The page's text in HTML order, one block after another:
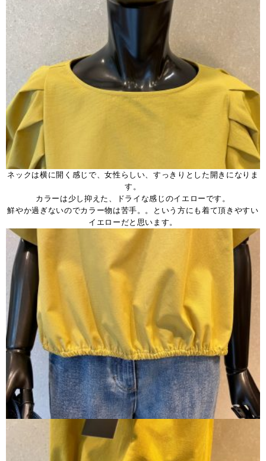
ネックは横に開く感じで、女性らしい、すっきりとした開きになりま
す。
カラーは少し抑えた、ドライな感じのイエローです。
鮮やか過ぎないのでカラー物は苦手。。という方にも着て頂きやすい
イエローだと思います。